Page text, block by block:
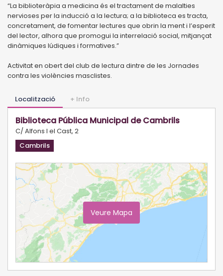
“La biblioteràpia a medicina és el tractament de malalties
nervioses per la inducció a la lectura; a la biblioteca es tracta,
concretament, de fomentar lectures que obrin la ment i l’esperit
del lector, alhora que promogui la interrelació social, mitjançat
dinàmiques lúdiques i formatives.”
Activitat en obert del club de lectura dintre de les Jornades
contra les violències masclistes.
Localització + Info
Biblioteca Pública Municipal de Cambrils
C/ Alfons I el Cast, 2
Cambrils
Veure Mapa